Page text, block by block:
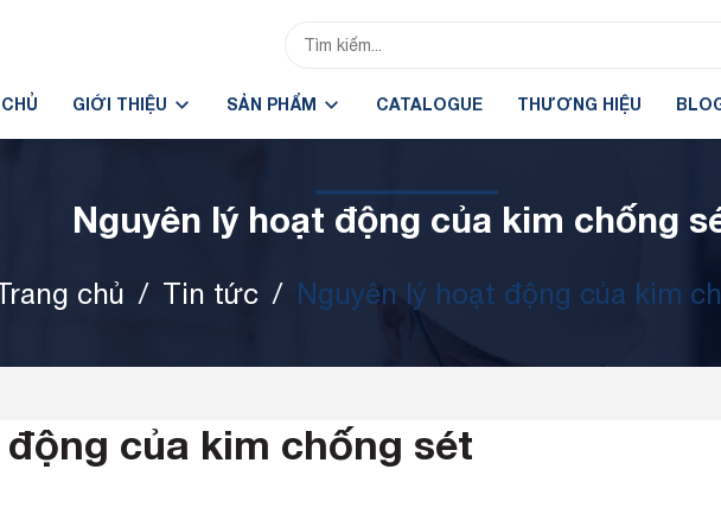
GIỚI THIỆU SẢN PHẨM CATALOGUE THƯƠNG HIỆU
Nguyên lý hoạt động của kim chống
chủ / Tin tức / Nguyên lý hoạt động của kim
của kim chống sét